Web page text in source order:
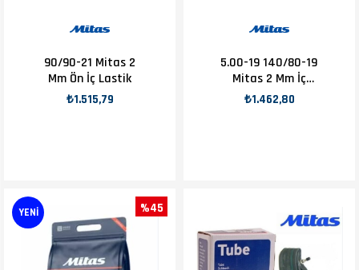
90/90-21 Mitas 2
Mm Ön İç Lastik
₺1.515,79
5.00-19 140/80-19
Mitas 2 Mm İç
Lastik
₺1.462,80
%45
YENI